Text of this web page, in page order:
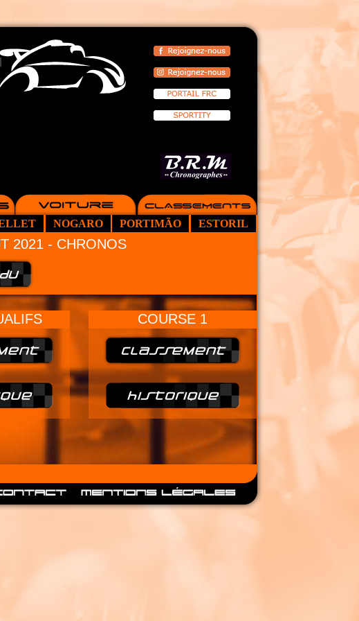
NOGARO PORTIMÃO ESTORIL
2021 - CHRONOS
COURSE 1